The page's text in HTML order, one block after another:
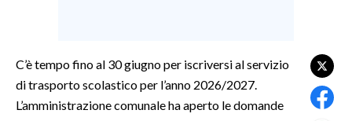
SPETTACOLI
C’è tempo fino al 30 giugno per iscriversi al servizio
di trasporto scolastico per l’anno 2026/2027.
L’amministrazione comunale ha aperto le domande